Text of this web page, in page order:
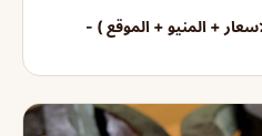
+ المنيو + الموقع ) -